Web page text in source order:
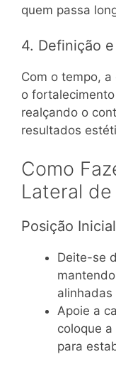
quem passa
4. Definição
Com o tempo,
o
realçando o
resultados
Como
Lateral de
Posição Inicial
Deite-se
alinhadas
Apoie a
coloque
para